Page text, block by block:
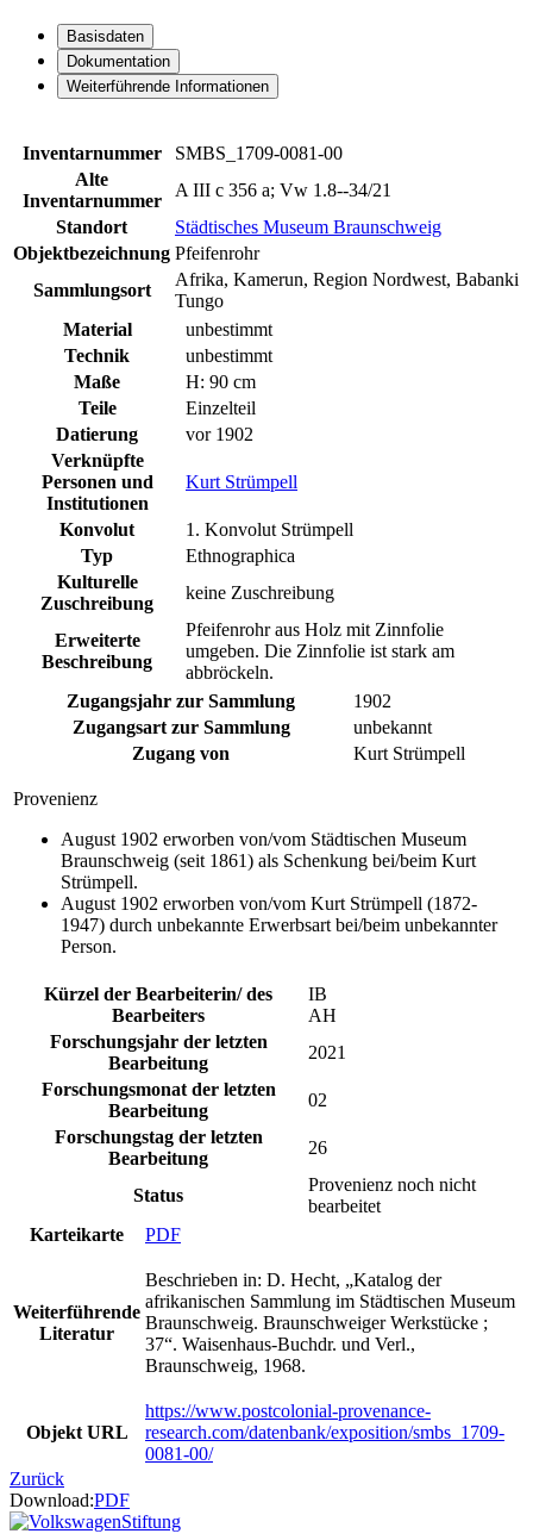
Basisdaten
Dokumentation
Weiterführende Informationen
Inventarnummer
SMBS_1709-0081-00
Alte
Inventarnummer
A III c 356 a; Vw 1.8--34/21
Standort
Städtisches Museum Braunschweig
Objektbezeichnung Pfeifenrohr
Sammlungsort
Afrika, Kamerun, Region Nordwest, Babanki
Tungo
Material
unbestimmt
Technik
unbestimmt
Maße
H: 90 cm
Teile
Einzelteil
Datierung
vor 1902
Verknüpfte
Personen und
Institutionen
Kurt Strümpell
Konvolut
1. Konvolut Strümpell
Typ
Ethnographica
Kulturelle
Zuschreibung
keine Zuschreibung
Erweiterte
Beschreibung
Pfeifenrohr aus Holz mit Zinnfolie
umgeben. Die Zinnfolie ist stark am
abbröckeln.
Zugangsjahr zur Sammlung
1902
Zugangsart zur Sammlung
unbekannt
Zugang von
Kurt Strümpell
Provenienz
August 1902 erworben von/vom Städtischen Museum
Braunschweig (seit 1861) als Schenkung bei/beim Kurt
Strümpell.
August 1902 erworben von/vom Kurt Strümpell (1872-
1947) durch unbekannte Erwerbsart bei/beim unbekannter
Person.
Kürzel der Bearbeiterin/ des
Bearbeiters
IB
AH
Forschungsjahr der letzten
Bearbeitung
2021
Forschungsmonat der letzten
Bearbeitung
02
Forschungstag der letzten
Bearbeitung
26
Status
Provenienz noch nicht
bearbeitet
Karteikarte
PDF
Weiterführende
Literatur
Beschrieben in: D. Hecht, „Katalog der
afrikanischen Sammlung im Städtischen Museum
Braunschweig. Braunschweiger Werkstücke ;
37“. Waisenhaus-Buchdr. und Verl.,
Braunschweig, 1968.
Objekt URL
https://www.postcolonial-provenance-
research.com/datenbank/exposition/smbs_1709-
0081-00/
Zurück
Download:PDF